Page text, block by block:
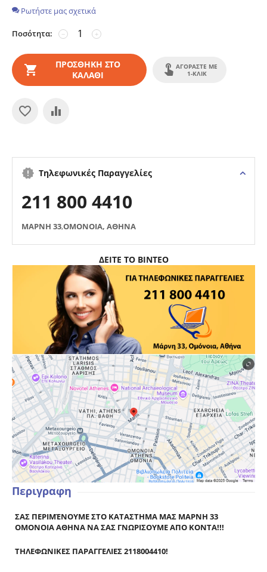
Ρωτήστε μας σχετικά
Ποσότητα: +
−
ΠΡΟΣΘΉΚΗ ΣΤΟ
ΚΑΛΆΘΙ
ΑΓΟΡΆΣΤΕ ΜΕ
1-ΚΛΙΚ
Τηλεφωνικές Παραγγελίες
211 800 4410
ΜΑΡΝΗ 33,ΟΜΟΝΟΙΑ, ΑΘΗΝΑ
ΔΕΙΤΕ ΤΟ ΒΙΝΤΕΟ
Περιγραφη
ΣΑΣ ΠΕΡΙΜΈΝΟΥΜΕ ΣΤΟ ΚΑΤΑΣΤΗΜΑ ΜΑΣ ΜΑΡΝΗ 33
ΟΜΟΝΟΙΑ ΑΘΗΝΑ ΝΑ ΣΑΣ ΓΝΩΡΙΣΟΥΜΕ ΑΠΟ ΚΟΝΤΑ!!!
ΤΗΛΕΦΩΝΙΚΕΣ ΠΑΡΑΓΓΕΛΙΕΣ 2118004410!